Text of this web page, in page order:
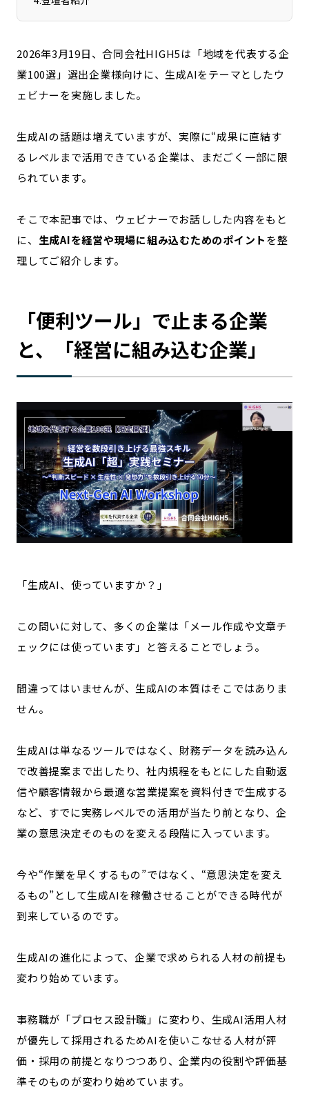
香川エリア
愛媛エリア
佐賀エリア
長崎エリア
熊本エリア
大分エリア
宮崎エリア
カテゴリから探す
特集コンテンツ
地域を代表する 企業100選
プレスリリース
行政連携記事
MILCプロジェクト
地域豆知識
ニッポンの百選大全集
記事ライター アンバサダー
お問い合わせ 会社概要
2026年3月19日、合同会社HIGH5は「地域を代表する企
業100選」選出企業様向けに、生成AIをテーマとしたウ
ェビナーを実施しました。
生成AIの話題は増えていますが、 実際に“成果に直結す
るレベルまで活用できている企業は、まだごく一部に限
られています。
そこで本記事では、ウェビナーでお話しした内容をもと
に、 生成AIを経営や現場に組み込むためのポイントを整
理してご紹介します。
「便利ツール」で止まる企業
と、「経営に組み込む企業」
「生成AI、使っていますか？」
この問いに対して、多くの企業は「メール作成や文章チ
ェックには使っています」と答えることでしょう。
間違ってはいませんが、生成AIの本質はそこではありま
せん。
生成AIは単なるツールではなく、財務データを読み込ん
で改善提案まで出したり、社内規程をもとにした自動返
信や顧客情報から最適な営業提案を資料付きで生成する
など、 すでに実務レベルでの活用が当たり前となり、企
業の意思決定そのものを変える段階に入っています。
今や“作業を早くするもの”ではなく、“意思決定を変え
るもの”として生成AIを稼働させることができる時代が
到来しているのです。
生成AIの進化によって、企業で求められる人材の前提も
変わり始めています。
事務職が「プロセス設計職」に変わり、生成AI活用人材
が優先して採用されるためAIを使いこなせる人材が評
価・採用の前提となりつつあり、企業内の役割や評価基
準そのものが変わり始めています。